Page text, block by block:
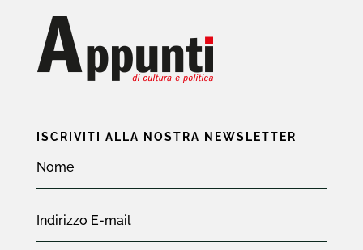
ISCRIVITI ALLA NOSTRA NEWSLETTER